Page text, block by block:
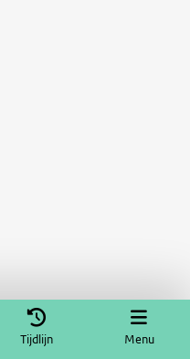
Tijdlijn Menu